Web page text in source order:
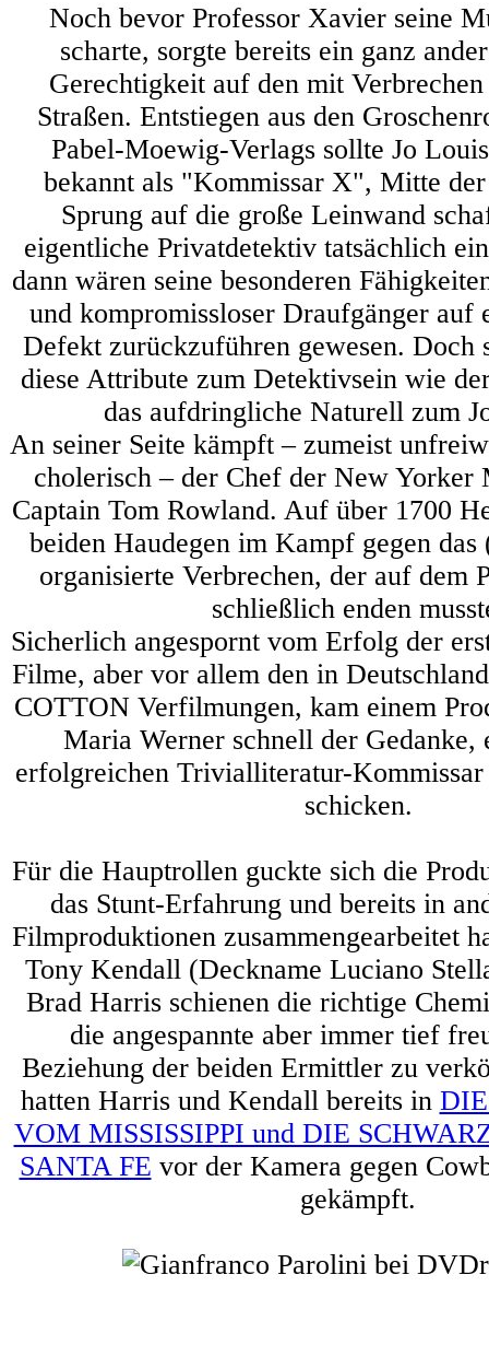
Noch bevor Professor Xavier seine
scharte, sorgte bereits ein ganz
Gerechtigkeit auf den mit
Straßen. Entstiegen aus den
Pabel-Moewig-Verlags sollte Jo
bekannt als "Kommissar X", Mitte der
Sprung auf die große Leinwand
eigentliche Privatdetektiv tatsächlich
dann wären seine besonderen
und kompromissloser Draufgänger auf
Defekt zurückzuführen gewesen. Doch
diese Attribute zum Detektivsein wie
das aufdringliche Naturell zum
An seiner Seite kämpft – zumeist
cholerisch – der Chef der New Yorker
Captain Tom Rowland. Auf über 1700
beiden Haudegen im Kampf gegen
organisierte Verbrechen, der auf dem
schließlich enden
Sicherlich angespornt vom Erfolg der
Filme, aber vor allem den in
COTTON Verfilmungen, kam einem
Maria Werner schnell der Gedanke,
erfolgreichen Trivialliteratur-
schicken.
Für die Hauptrollen guckte sich die
das Stunt-Erfahrung und bereits in
Filmproduktionen zusammengearbeitet
Tony Kendall (Deckname Luciano
Brad Harris schienen die richtige
die angespannte aber immer tief
Beziehung der beiden Ermittler zu
hatten Harris und Kendall bereits in
VOM MISSISSIPPI und DIE
SANTA FE vor der Kamera gegen
gekämpft.